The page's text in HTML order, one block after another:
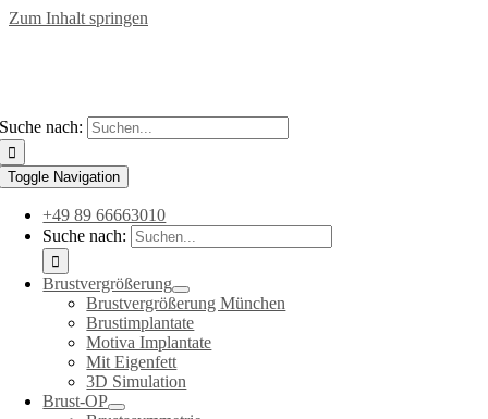
Zum Inhalt springen
Suche nach:
Toggle Navigation
+49 89 66663010
Suche nach:
Brustvergrößerung
Brustvergrößerung München
Brustimplantate
Motiva Implantate
Mit Eigenfett
3D Simulation
Brust-OP